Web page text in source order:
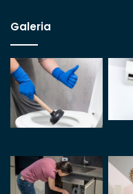
Galeria